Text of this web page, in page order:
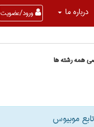
درباره ما ورود/عضویت
همه رشته ها
تابع موبیوس